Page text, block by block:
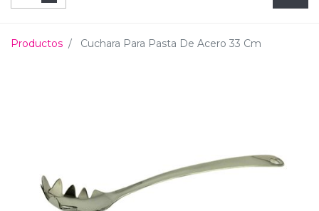
Productos Cuchara Para Pasta De Acero 33 Cm